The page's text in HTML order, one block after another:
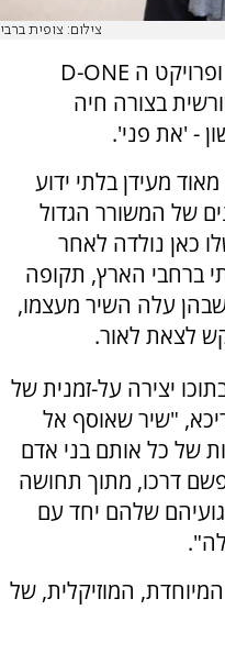
צילום: צופית ברבי
אמיתי אריכא ביחד עם ירדן ארז ופרויקט ה D-ONE
בצורה חיה
- 'את פני'.
מעידן בלתי ידוע
של המשורר הגדול
כאן נולדה לאחר
ברחבי הארץ, תקופה
שבהן עלה השיר מעצמו,
לצאת לאור.
יצירה על-זמנית של
"שיר שאוסף אל
של כל אותם בני אדם
דרכו, מתוך תחושה
שלהם יחד עם
המוזיקלית, של